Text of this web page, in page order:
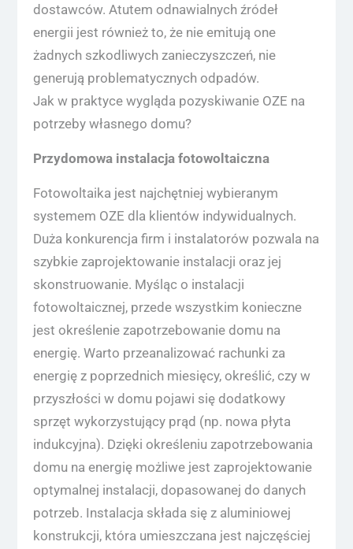
dostawców. Atutem odnawialnych źródeł
energii jest również to, że nie emitują one
żadnych szkodliwych zanieczyszczeń, nie
generują problematycznych odpadów.
Jak w praktyce wygląda pozyskiwanie OZE na
potrzeby własnego domu?
Przydomowa instalacja fotowoltaiczna
Fotowoltaika jest najchętniej wybieranym
systemem OZE dla klientów indywidualnych.
Duża konkurencja firm i instalatorów pozwala na
szybkie zaprojektowanie instalacji oraz jej
skonstruowanie. Myśląc o instalacji
fotowoltaicznej, przede wszystkim konieczne
jest określenie zapotrzebowanie domu na
energię. Warto przeanalizować rachunki za
energię z poprzednich miesięcy, określić, czy w
przyszłości w domu pojawi się dodatkowy
sprzęt wykorzystujący prąd (np. nowa płyta
indukcyjna). Dzięki określeniu zapotrzebowania
domu na energię możliwe jest zaprojektowanie
optymalnej instalacji, dopasowanej do danych
potrzeb. Instalacja składa się z aluminiowej
konstrukcji, która umieszczana jest najczęściej